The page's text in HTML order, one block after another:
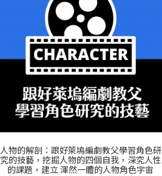
人物的解剖：跟好萊塢編劇教父學習角色研
究的技藝，挖掘人物的四個自我，深究人性
的課題，建立 渾然一體的人物角色宇宙